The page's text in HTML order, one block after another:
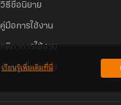
วิธีซื้อนิยาย
คู่มือการใช้งาน
กติกาการใช้งาน
คำถามที่พบบ่อย
เรียนรู้เพิ่มเติมที่นี่